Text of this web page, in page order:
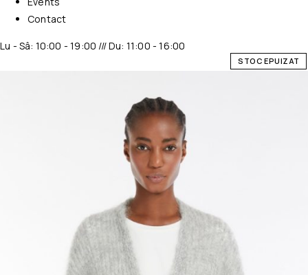
Contact
Lu - Sâ: 10:00 - 19:00 /// Du: 11:00 - 16:00
STOC EPUIZAT